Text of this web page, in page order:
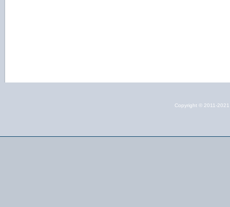
Copyright © 2011-